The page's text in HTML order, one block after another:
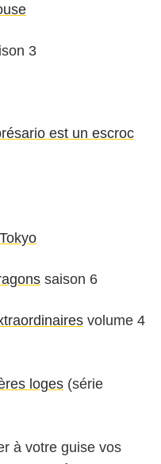
3
est un escroc
saison 6
volume 4
loges (série
à votre guise vos